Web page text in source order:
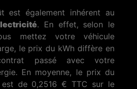
est également inhérent au
. En effet, selon le
mettez votre véhicule
le prix du kWh diffère en
passé avec votre
En moyenne, le prix du
est de 0,2516 € TTC sur le